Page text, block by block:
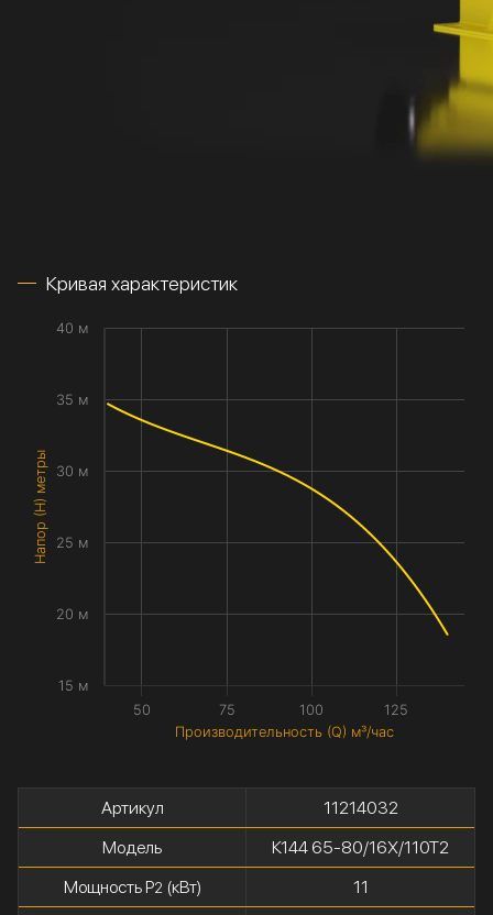
Кривая характеристик
Производительность (Q) м³/час
Напор (H) метры
50 75 100 125
15 м
20 м
25 м
30 м
35 м
40 м
Артикул
11214032
Модель
К144 65-80/16Х/110Т2
Мощность P2 (кВт)
11